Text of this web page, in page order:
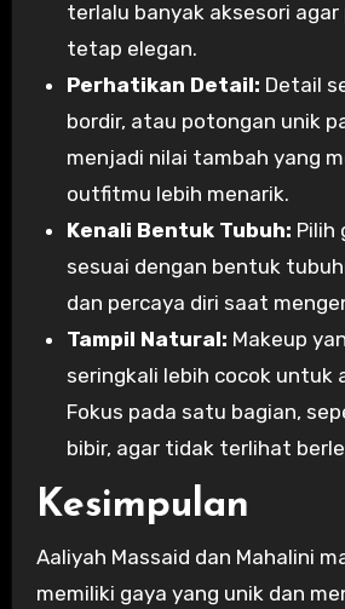
terlalu banyak aksesori agar
tetap elegan.
Perhatikan Detail: Detail
bordir, atau potongan unik
menjadi nilai tambah yang
outfitmu lebih menarik.
Kenali Bentuk Tubuh: Pilih
sesuai dengan bentuk
dan percaya diri saat
Tampil Natural: Makeup
seringkali lebih cocok untuk
Fokus pada satu bagian,
bibir, agar tidak terlihat
Kesimpulan
Aaliyah Massaid dan Mahalini
memiliki gaya yang unik dan